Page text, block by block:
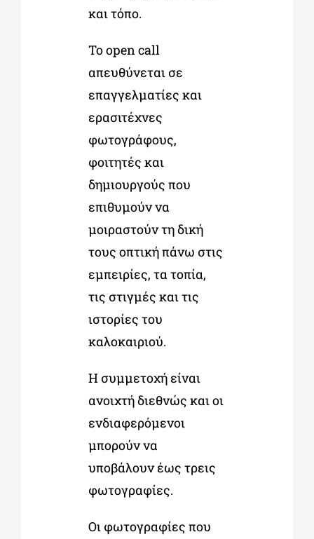
και τόπο.
Το open call
απευθύνεται σε
επαγγελματίες και
ερασιτέχνες
φωτογράφους,
φοιτητές και
δημιουργούς που
επιθυμούν να
μοιραστούν τη δική
τους οπτική πάνω στις
εμπειρίες, τα τοπία,
τις στιγμές και τις
ιστορίες του
καλοκαιριού.
Η συμμετοχή είναι
ανοιχτή διεθνώς και οι
ενδιαφερόμενοι
μπορούν να
υποβάλουν έως τρεις
φωτογραφίες.
Οι φωτογραφίες που